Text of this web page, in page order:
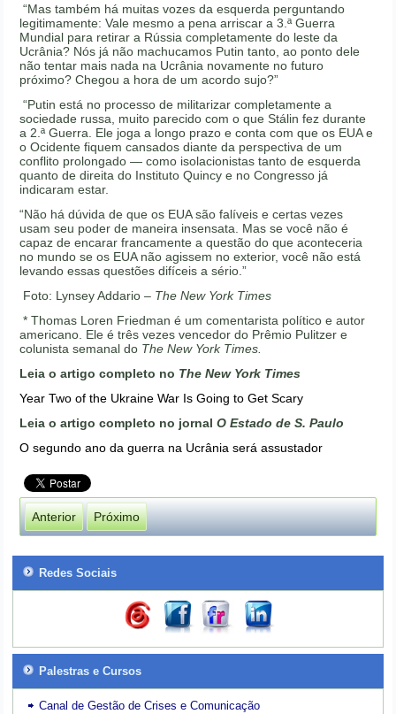
“Mas também há muitas vozes da esquerda perguntando
legitimamente: Vale mesmo a pena arriscar a 3.ª Guerra
Mundial para retirar a Rússia completamente do leste da
Ucrânia? Nós já não machucamos Putin tanto, ao ponto dele
não tentar mais nada na Ucrânia novamente no futuro
próximo? Chegou a hora de um acordo sujo?”
“Putin está no processo de militarizar completamente a
sociedade russa, muito parecido com o que Stálin fez durante
a 2.ª Guerra. Ele joga a longo prazo e conta com que os EUA e
o Ocidente fiquem cansados diante da perspectiva de um
conflito prolongado — como isolacionistas tanto de esquerda
quanto de direita do Instituto Quincy e no Congresso já
indicaram estar.
“Não há dúvida de que os EUA são falíveis e certas vezes
usam seu poder de maneira insensata. Mas se você não é
capaz de encarar francamente a questão do que aconteceria
no mundo se os EUA não agissem no exterior, você não está
levando essas questões difíceis a sério.”
Foto: Lynsey Addario – The New York Times
* Thomas Loren Friedman é um comentarista político e autor
americano. Ele é três vezes vencedor do Prêmio Pulitzer e
colunista semanal do The New York Times.
Leia o artigo completo no The New York Times
Year Two of the Ukraine War Is Going to Get Scary
Leia o artigo completo no jornalO Estado de S. Paulo
O segundo ano da guerra na Ucrânia será assustador
Anterior Próximo
Redes Sociais
Palestras e Cursos
Canal de Gestão de Crises e Comunicação